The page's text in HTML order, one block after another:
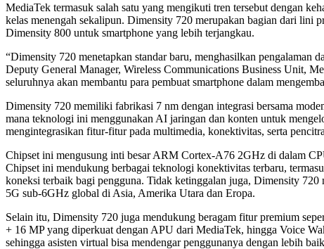
MediaTek termasuk salah satu yang mengikuti tren tersebut dengan
kelas menengah sekalipun. Dimensity 720 merupakan bagian dari
Dimensity 800 untuk smartphone yang lebih terjangkau.
“Dimensity 720 menetapkan standar baru, menghasilkan pengalaman
Deputy General Manager, Wireless Communications Business Unit,
seluruhnya akan membantu para pembuat smartphone dalam
Dimensity 720 memiliki fabrikasi 7 nm dengan integrasi bersama
mana teknologi ini menggunakan AI jaringan dan konten untuk
mengintegrasikan fitur-fitur pada multimedia, konektivitas, serta
Chipset ini mengusung inti besar ARM Cortex-A76 2GHz di dalam
Chipset ini mendukung berbagai teknologi konektivitas terbaru,
koneksi terbaik bagi pengguna. Tidak ketinggalan juga, Dimensity
5G sub-6GHz global di Asia, Amerika Utara dan Eropa.
Selain itu, Dimensity 720 juga mendukung beragam fitur premium
+ 16 MP yang diperkuat dengan APU dari MediaTek, hingga Voice
sehingga asisten virtual bisa mendengar penggunanya dengan lebih